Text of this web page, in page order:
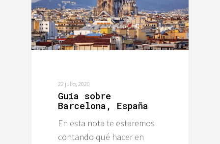
22 julio, 2020
Guía sobre
Barcelona, España
En esta nota te estaremos
contando qué hacer en